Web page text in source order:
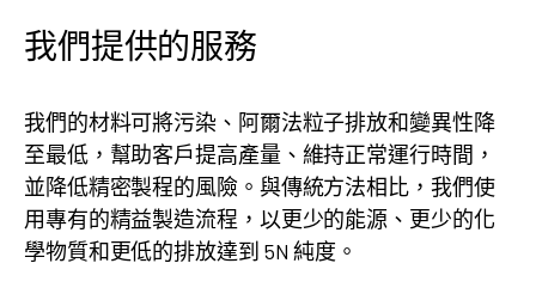
我們提供的服務
我們的材料可將污染、阿爾法粒子排放和變異性降
至最低，幫助客戶提高產量、維持正常運行時間，
並降低精密製程的風險。與傳統方法相比，我們使
用專有的精益製造流程，以更少的能源、更少的化
學物質和更低的排放達到 5N 純度。